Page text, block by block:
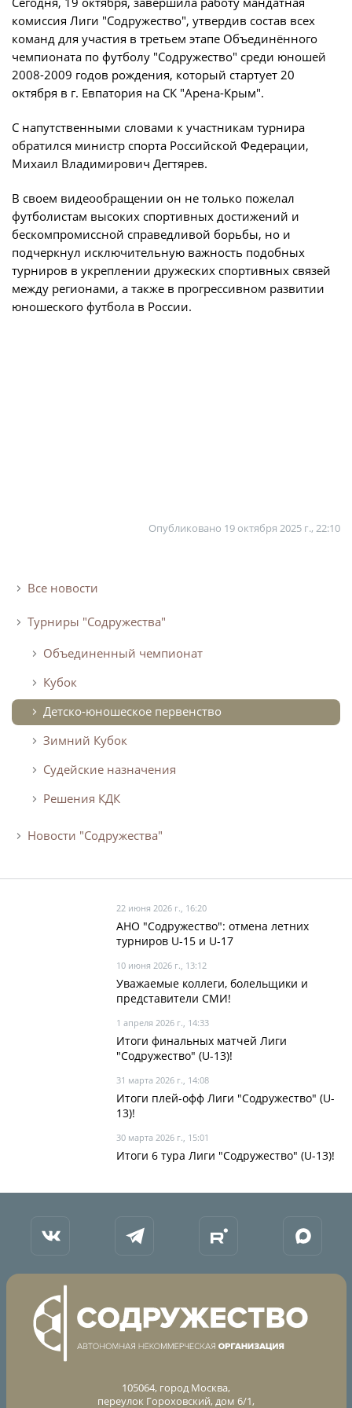
Новости
О турнире
Кубок Объединенного Чемпионата по
Календарь и результаты матчей
Турнирные таблицы
Статистика
Команды
Игроки
Дисквалификации
Новости
О турнире
Турнир Объединенного Чемпионата по
футболу "Содружество" среди юношей
2011-2012 годов рождения (U-15)
Календарь и результаты матчей
Дисквалификации
Архив турниров
Регламентирующие документы
Юрист
Бухгалтерия
Служба безопасности
Пресс-служба
Комитеты
Инспекторско-судейский комитет
Контрольно-дисциплинарный комитет
Документы
Учредительные документы
Опубликовано 19 октября 2025 г., 22:10
Все новости
Турниры "Содружества"
Объединенный чемпионат
Кубок
Детско-юношеское первенство
Зимний Кубок
Судейские назначения
Решения КДК
Новости "Содружества"
комиссия Лиги "Содружество", утвердив состав всех
команд для участия в третьем этапе Объединённого
чемпионата по футболу "Содружество" среди юношей
2008-2009 годов рождения, который стартует 20
октября в г. Евпатория на СК "Арена-Крым".
С напутственными словами к участникам турнира
обратился министр спорта Российской Федерации,
Михаил Владимирович Дегтярев.
В своем видеообращении он не только пожелал
футболистам высоких спортивных достижений и
бескомпромиссной справедливой борьбы, но и
подчеркнул исключительную важность подобных
турниров в укреплении дружеских спортивных связей
между регионами, а также в прогрессивном развитии
юношеского футбола в России.
22 июня 2026 г., 16:20
АНО "Содружество": отмена летних
турниров U-15 и U-17
10 июня 2026 г., 13:12
Уважаемые коллеги, болельщики и
представители СМИ!
1 апреля 2026 г., 14:33
Итоги финальных матчей Лиги
"Содружество" (U-13)!
31 марта 2026 г., 14:08
Итоги плей-офф Лиги "Содружество" (U-
13)!
30 марта 2026 г., 15:01
Итоги 6 тура Лиги "Содружество" (U-13)!
105064, город Москва,
переулок Гороховский, дом 6/1,